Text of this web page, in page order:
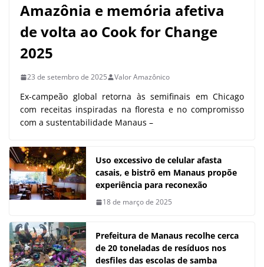
Amazônia e memória afetiva
de volta ao Cook for Change
2025
23 de setembro de 2025 Valor Amazônico
Ex-campeão global retorna às semifinais em Chicago
com receitas inspiradas na floresta e no compromisso
com a sustentabilidade Manaus –
Uso excessivo de celular afasta
casais, e bistrô em Manaus propõe
experiência para reconexão
18 de março de 2025
Prefeitura de Manaus recolhe cerca
de 20 toneladas de resíduos nos
desfiles das escolas de samba